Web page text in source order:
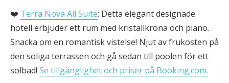
❤️ Terra Nova All Suite: Detta elegant designade
hotell erbjuder ett rum med kristallkrona och piano.
Snacka om en romantisk vistelse! Njut av frukosten på
den soliga terrassen och gå sedan till poolen för ett
solbad! Se tillgänglighet och priser på Booking.com.